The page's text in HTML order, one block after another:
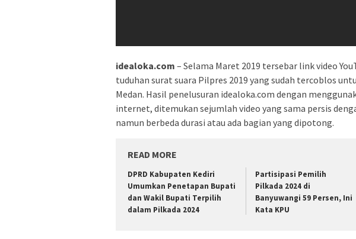
idealoka.com – Selama Maret 2019 tersebar link video
tuduhan surat suara Pilpres 2019 yang sudah tercoblos
Medan. Hasil penelusuran idealoka.com dengan
internet, ditemukan sejumlah video yang sama persis
namun berbeda durasi atau ada bagian yang dipotong.
READ MORE
DPRD Kabupaten Kediri
Umumkan Penetapan Bupati
dan Wakil Bupati Terpilih
dalam Pilkada 2024
Partisipasi Pemilih
Pilkada 2024 di
Banyuwangi 59 Persen, Ini
Kata KPU